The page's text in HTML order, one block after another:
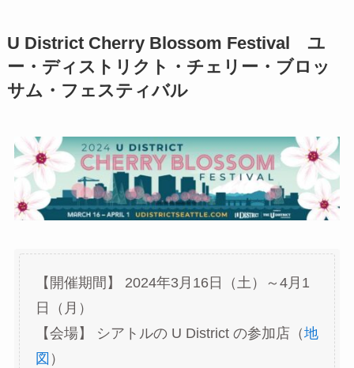
U District Cherry Blossom Festival ユ
ー・ディストリクト・チェリー・ブロッ
サム・フェスティバル
【開催期間】 2024年3月16日（土）～4月1
日（月）
【会場】 シアトルの U District の参加店（地
図 ）